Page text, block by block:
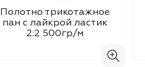
Полотно трикотажное
пан с лайкрой ластик
2:2 500гр/м